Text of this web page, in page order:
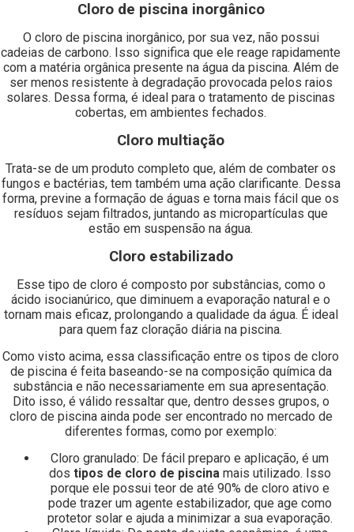
Cloro de piscina inorgânico
O cloro de piscina inorgânico, por sua vez, não possui
cadeias de carbono. Isso significa que ele reage rapidamente
com a matéria orgânica presente na água da piscina. Além de
ser menos resistente à degradação provocada pelos raios
solares. Dessa forma, é ideal para o tratamento de piscinas
cobertas, em ambientes fechados.
Cloro multiação
Trata-se de um produto completo que, além de combater os
fungos e bactérias, tem também uma ação clarificante. Dessa
forma, previne a formação de águas e torna mais fácil que os
resíduos sejam filtrados, juntando as micropartículas que
estão em suspensão na água.
Cloro estabilizado
Esse tipo de cloro é composto por substâncias, como o
ácido isocianúrico, que diminuem a evaporação natural e o
tornam mais eficaz, prolongando a qualidade da água. É ideal
para quem faz cloração diária na piscina.
Como visto acima, essa classificação entre os tipos de cloro
de piscina é feita baseando-se na composição química da
substância e não necessariamente em sua apresentação.
Dito isso, é válido ressaltar que, dentro desses grupos, o
cloro de piscina ainda pode ser encontrado no mercado de
diferentes formas, como por exemplo:
Cloro granulado: De fácil preparo e aplicação, é um
dos tipos de cloro de piscinamais utilizado. Isso
porque ele possui teor de até 90% de cloro ativo e
pode trazer um agente estabilizador, que age como
protetor solar e ajuda a minimizar a sua evaporação.